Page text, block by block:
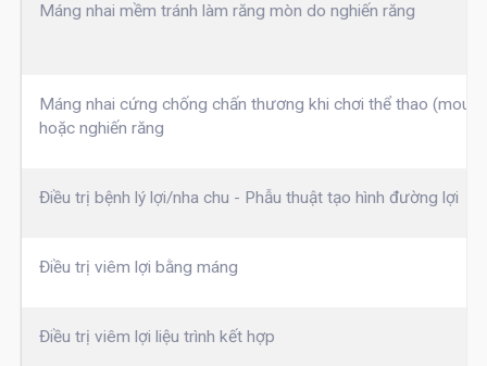
Máng nhai mềm tránh làm răng mòn do nghiến răng
Máng nhai cứng chống chấn thương khi chơi thể thao
hoặc nghiến răng
Điều trị bệnh lý lợi/nha chu - Phẫu thuật tạo hình đường lợi
Điều trị viêm lợi bằng máng
Điều trị viêm lợi liệu trình kết hợp